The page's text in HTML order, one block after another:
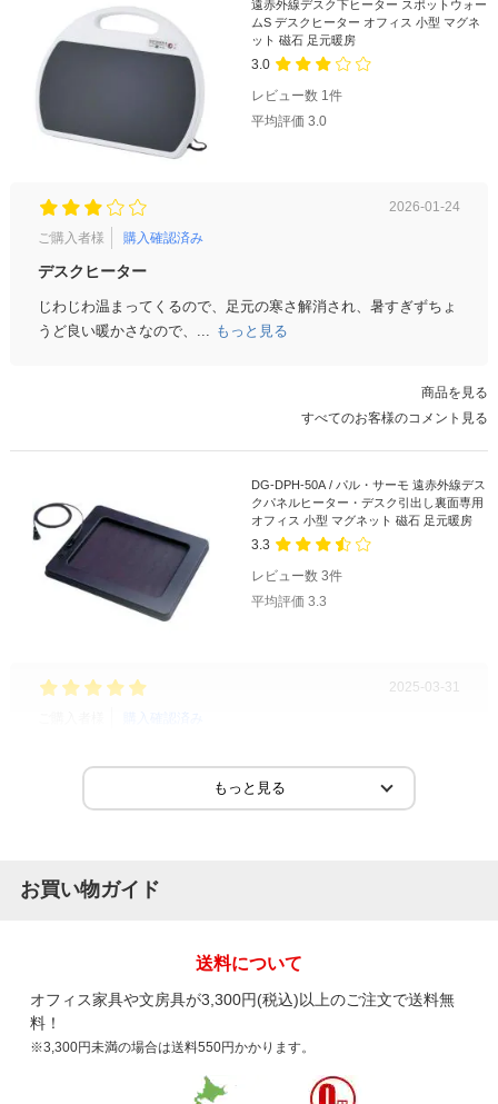
遠赤外線デスク下ヒーター スポットウォー
ムS デスクヒーター オフィス 小型 マグネ
ット 磁石 足元暖房
3.0
レビュー数 1件
平均評価 3.0
2026-01-24
ご購入者様
購入確認済み
デスクヒーター
じわじわ温まってくるので、足元の寒さ解消され、暑すぎずちょ
うど良い暖かさなので、...
もっと見る
商品を見る
すべてのお客様のコメント見る
DG-DPH-50A / パル・サーモ 遠赤外線デス
クパネルヒーター・デスク引出し裏面専用
オフィス 小型 マグネット 磁石 足元暖房
3.3
レビュー数 3件
平均評価 3.3
2025-03-31
購入確認済み
すべてのお客様のコメント見る
お買い物ガイド
送料について
オフィス家具や文房具が3,300円(税込)以上のご注文で送料無
料！
※3,300円未満の場合は送料550円かかります。